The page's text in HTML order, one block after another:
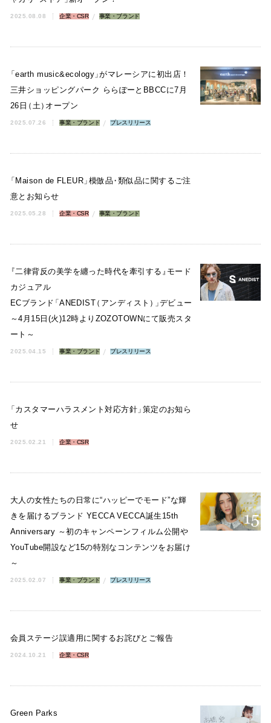
2025.08.08 企業・CSR 事業・ブランド
「earth music&ecology 」がマレーシアに初出店！
三井ショッピングパーク ららぽーとBBCCに7月
26日（ 土 ）オープン
2025.07.26 事業・ブランド プレスリリース
「Maison de FLEUR 」模倣品・類似品に関するご注
意とお知らせ
2025.05.28 企業・CSR 事業・ブランド
『 二律背反の美学を纏った時代を牽引する 』モード
カジュアル
ECブランド「ANEDIST（ アンディスト ）」デビュー
～4月15日(火)12時よりZOZOTOWNにて販売スタ
ート～
2025.04.15 事業・ブランド プレスリリース
「カスタマーハラスメント対応方針 」策定のお知ら
せ
2025.02.21 企業・CSR
大人の女性たちの日常に“ハッピーでモード”な輝
きを届けるブランド YECCA VECCA誕生15th
Anniversary ～初のキャンペーンフィルム公開や
YouTube開設など15の特別なコンテンツをお届け
～
2025.02.07 事業・ブランド プレスリリース
会員ステージ誤適用に関するお詫びとご報告
2024.10.21 企業・CSR
Green Parks